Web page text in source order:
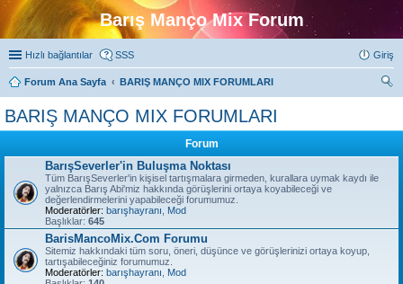
Barış Manço Mix Forum
Hızlı bağlantılar SSS Giriş
Forum Ana Sayfa
BARIŞ MANÇO MIX FORUMLARI
BARIŞ MANÇO MIX FORUMLARI
Forum
BarışSeverler'in Buluşma Noktası
Tüm BarışSeverler'in kişisel tartışmalara girmeden, kurallara uymak kaydı ile
yalnızca Barış Abi'miz hakkında görüşlerini ortaya koyabileceği ve
değerlendirmelerini yapabileceği forumumuz.
Moderatörler: barışhayranı
Mod
Başlıklar: 645
BarisMancoMix.Com Forumu
Sitemiz hakkındaki tüm soru, öneri, düşünce ve görüşlerinizi ortaya koyup,
tartışabileceğiniz forumumuz.
Moderatörler: barışhayranı
Mod